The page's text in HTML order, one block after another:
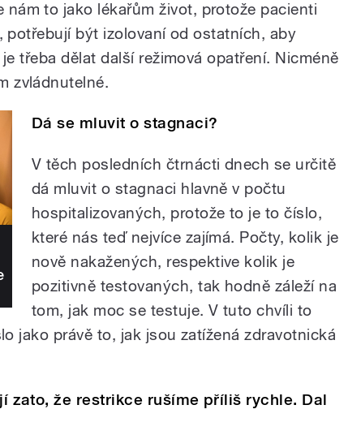
nám to jako lékařům život, protože pacienti
potřebují být izolovaní od ostatních, aby
třeba dělat další režimová opatření. Nicméně
zvládnutelné.
Dá se mluvit o stagnaci?
V těch posledních čtrnácti dnech se určitě
dá mluvit o stagnaci hlavně v počtu
hospitalizovaných, protože to je to číslo,
které nás teď nejvíce zajímá. Počty, kolik je
nově nakažených, respektive kolik je
pozitivně testovaných, tak hodně záleží na
tom, jak moc se testuje. V tuto chvíli to
jako právě to, jak jsou zatížená zdravotnická
zato, že restrikce rušíme příliš rychle. Dal